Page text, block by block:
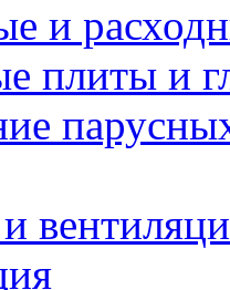
и
плиты и